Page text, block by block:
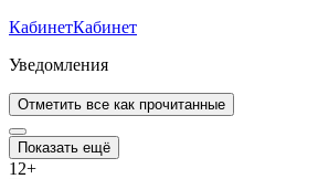
КабинетКабинет
Уведомления
Отметить все как прочитанные
Показать ещё
12+